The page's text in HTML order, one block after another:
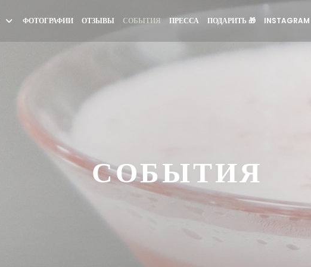
ФОТОГРАФИИ ОТЗЫВЫ СОБЫТИЯ ПРЕССА ПОДАРИТЬ 🎁 INSTAGRAM
СОБЫТИЯ